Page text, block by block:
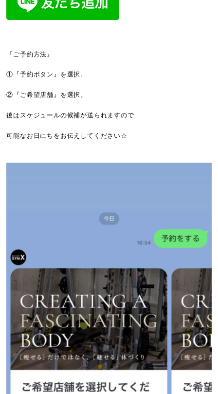
『ご予約方法』
①『予約ボタン』を選択。
②『ご希望店舗』を選択。
後はスケジュールの候補が送られますので
可能なお日にちをお伝えしてください☆